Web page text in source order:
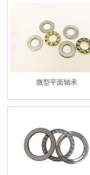
微型平面轴承